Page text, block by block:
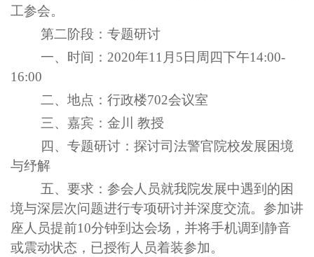
工参会。
第二阶段：专题研讨
一、时间：2020年11月 5 日周 四下午14:00-
16:00
二、地点：行政楼702会议室
三、 嘉宾 ： 金川
教授
四 、 专题研讨 ： 探讨司法警官院校发展困境
与纾解
五、要求：参会人员就我院发展中遇到的困
境与深层次问题进行专项研讨并深度交流。 参加讲
座人员提前10分钟到达会场，并将手机调到静音
或震动状态 ，已授衔人员着装参加。